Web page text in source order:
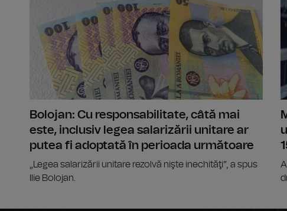
Bolojan: Cu responsabilitate, câtă mai
este, inclusiv legea salarizării unitare ar
putea fi adoptată în perioada următoare
„Legea salarizării unitare rezolvă nişte inechităţi”, a spus
Ilie Bolojan.